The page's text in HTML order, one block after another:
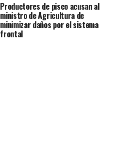
Productores de pisco acusan al
ministro de Agricultura de
minimizar daños por el sistema
frontal